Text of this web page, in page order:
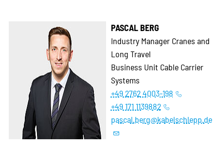
PASCAL BERG
Industry Manager Cranes and
Long Travel
Business Unit Cable Carrier
Systems
+49 2762 4003-198
+49 171 1139882
pascal.berg@kabelschlepp.de